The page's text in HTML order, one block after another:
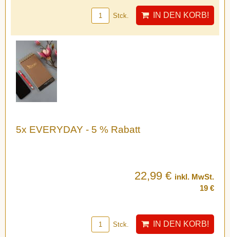
Stck. IN DEN KORB!
5x EVERYDAY - 5 % Rabatt
22,99 € inkl. MwSt.
19 €
Stck. IN DEN KORB!